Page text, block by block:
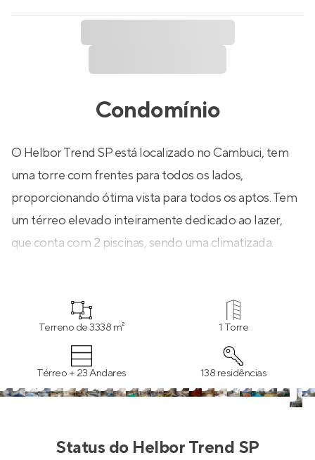
Condomínio
O Helbor Trend SP está localizado no Cambuci, tem
uma torre com frentes para todos os lados,
proporcionando ótima vista para todos os aptos. Tem
um térreo elevado inteiramente dedicado ao lazer,
que conta com 2 piscinas, sendo uma climatizada.
Terreno de 3338 m² 1 Torre
Térreo + 23 Andares 138 residências
Status do Helbor Trend SP